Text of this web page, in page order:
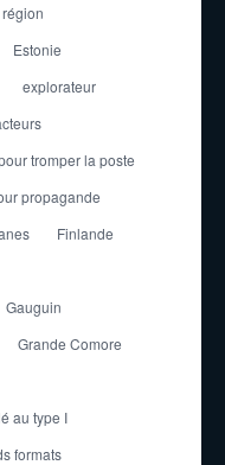
Estonie
explorateur
tromper la poste
propagande
Finlande
Gauguin
Grande Comore
au type I
formats